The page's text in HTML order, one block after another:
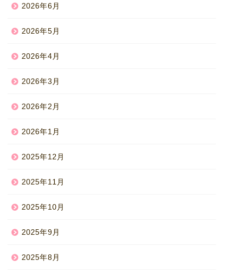
2026年6月
2026年5月
2026年4月
2026年3月
2026年2月
2026年1月
2025年12月
2025年11月
2025年10月
2025年9月
2025年8月